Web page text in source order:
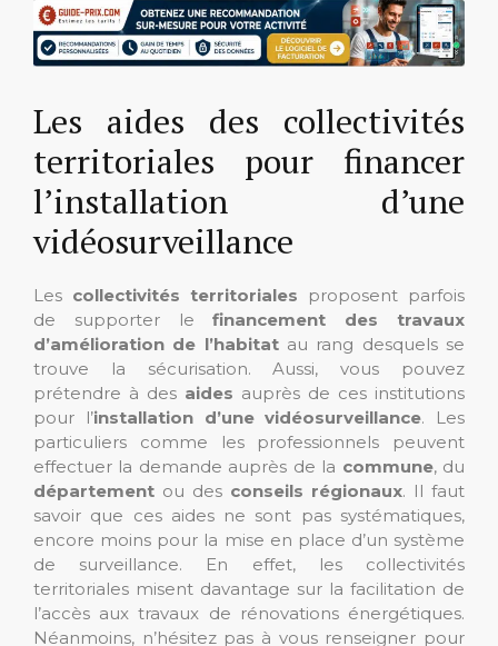
Les aides des collectivités
territoriales pour financer
l’installation d’une
vidéosurveillance
Les collectivités territoriales proposent parfois
de supporter lefinancement des travaux
d’amélioration de l’habitat au rang desquels se
trouve la sécurisation. Aussi, vous pouvez
prétendre à des aides auprès de ces institutions
pour l’installation d’une vidéosurveillance. Les
particuliers comme les professionnels peuvent
effectuer la demande auprès de la commune, du
département ou des conseils régionaux. Il faut
savoir que ces aides ne sont pas systématiques,
encore moins pour la mise en place d’un système
de surveillance. En effet, les collectivités
territoriales misent davantage sur la facilitation de
l’accès aux travaux de rénovations énergétiques.
Néanmoins, n’hésitez pas à vous renseigner pour